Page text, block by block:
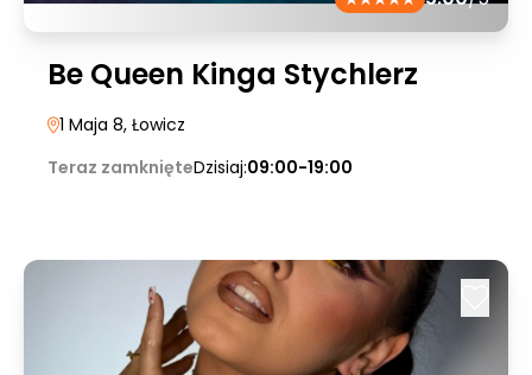
Be Queen Kinga Stychlerz
1 Maja 8, Łowicz
Teraz zamknięteDzisiaj:09:00-19:00